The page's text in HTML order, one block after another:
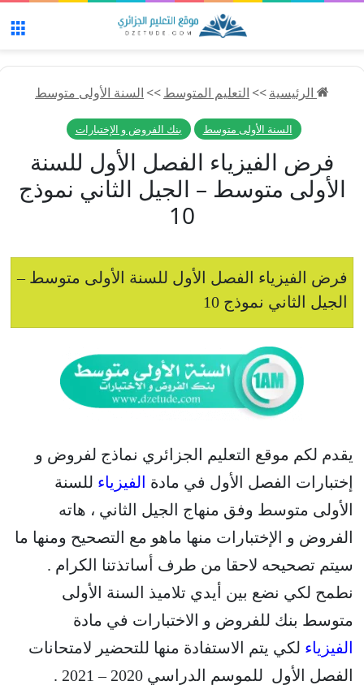
الرئيسية>>التعليم المتوسط>>السنة الأولى متوسط
السنة الأولى متوسط بنك الفروض و الإختبارات
فرض الفيزياء الفصل الأول للسنة
الأولى متوسط – الجيل الثاني نموذج
10
فرض الفيزياء الفصل الأول للسنة الأولى متوسط –
الجيل الثاني نموذج 10
يقدم لكم موقع التعليم الجزائري نماذج لفروض و
إختبارات الفصل الأول في مادة الفيزياء للسنة
الأولى متوسط وفق منهاج الجيل الثاني ، هاته
الفروض و الإختبارات منها ماهو مع التصحيح ومنها ما
سيتم تصحيحه لاحقا من طرف أساتذتنا الكرام .
نطمح لكي نضع بين أيدي تلاميذ السنة الأولى
متوسط بنك للفروض و الاختبارات في مادة
الفيزياء لكي يتم الاستفادة منها للتحضير لامتحانات
الفصل الأول للموسم الدراسي 2020 – 2021 .